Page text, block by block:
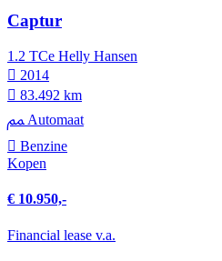
Captur
1.2 TCe Helly Hansen
2014
83.492 km
Automaat
Benzine
Kopen
€ 10.950,-
Financial lease v.a.